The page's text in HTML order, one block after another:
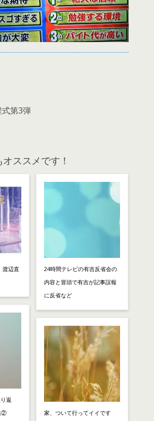
第3弾
ススメです！
渡辺直
返
②
24時間テレビの有吉反省会の
内容と冒頭で有吉が記事誤報
に反省など
家、ついて行ってイイです